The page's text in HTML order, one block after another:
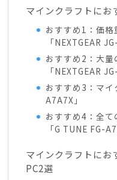
マインクラフトにお
おすすめ1：価
「NEXTGEAR
おすすめ2：大量
「NEXTGEAR
おすすめ3：マイ
A7A7X」
おすすめ4：全て
「G TUNE FG-
マインクラフトにお
PC2選